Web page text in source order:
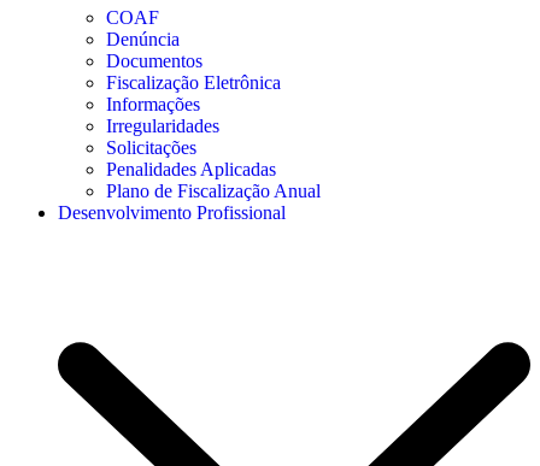
COAF
Denúncia
Documentos
Fiscalização Eletrônica
Informações
Irregularidades
Solicitações
Penalidades Aplicadas
Plano de Fiscalização Anual
Desenvolvimento Profissional